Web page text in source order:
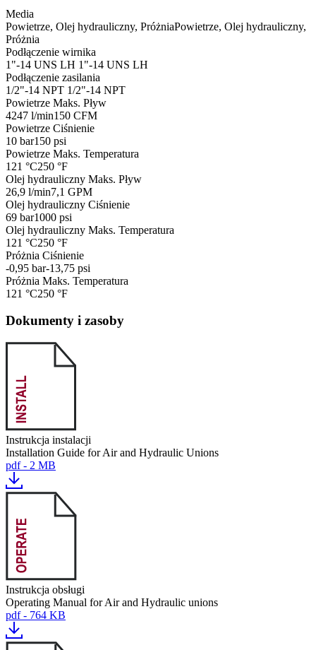
Media
Powietrze, Olej hydrauliczny, PróżniaPowietrze, Olej hydrauliczny,
Próżnia
Podłączenie wirnika
1"-14 UNS LH 1"-14 UNS LH
Podłączenie zasilania
1/2"-14 NPT 1/2"-14 NPT
Powietrze Maks. Pływ
4247 l/min150 CFM
Powietrze Ciśnienie
10 bar150 psi
Powietrze Maks. Temperatura
121 °C250 °F
Olej hydrauliczny Maks. Pływ
26,9 l/min7,1 GPM
Olej hydrauliczny Ciśnienie
69 bar1000 psi
Olej hydrauliczny Maks. Temperatura
121 °C250 °F
Próżnia Ciśnienie
-0,95 bar-13,75 psi
Próżnia Maks. Temperatura
121 °C250 °F
Dokumenty i zasoby
Instrukcja instalacji
Installation Guide for Air and Hydraulic Unions
pdf - 2 MB
Instrukcja obsługi
Operating Manual for Air and Hydraulic unions
pdf - 764 KB